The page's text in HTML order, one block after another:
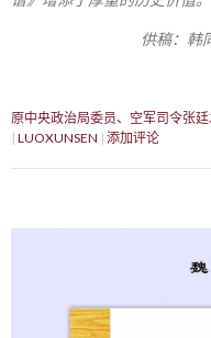
供稿：
原中央政治局委员、空军司令张
LUOXUNSEN 添加评论